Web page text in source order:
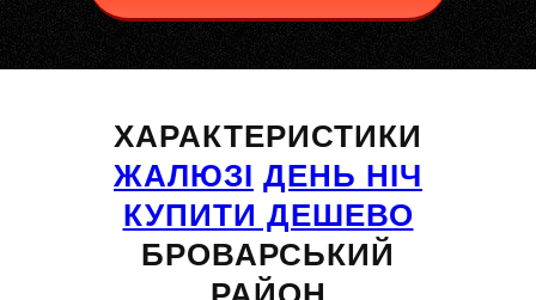
ХАРАКТЕРИСТИКИ
ЖАЛЮЗІ ДЕНЬ НІЧ
КУПИТИ ДЕШЕВО
БРОВАРСЬКИЙ